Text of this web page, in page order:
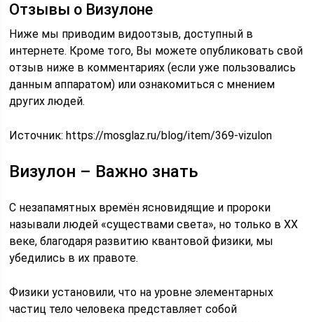
Отзывы о Визулоне
Ниже мы приводим видоотзыв, доступный в
интернете. Кроме того, Вы можете опубликовать свой
отзыв ниже в комментариях (если уже пользовались
данным аппаратом) или ознакомиться с мнением
других людей.
Источник:https://mosglaz.ru/blog/item/369-vizulon
Визулон – Важно знать
С незапамятных времён ясновидящие и пророки
называли людей «существами света», но только в ХХ
веке, благодаря развитию квантовой физики, мы
убедились в их правоте.
Физики установили, что на уровне элементарных
частиц тело человека представляет собой